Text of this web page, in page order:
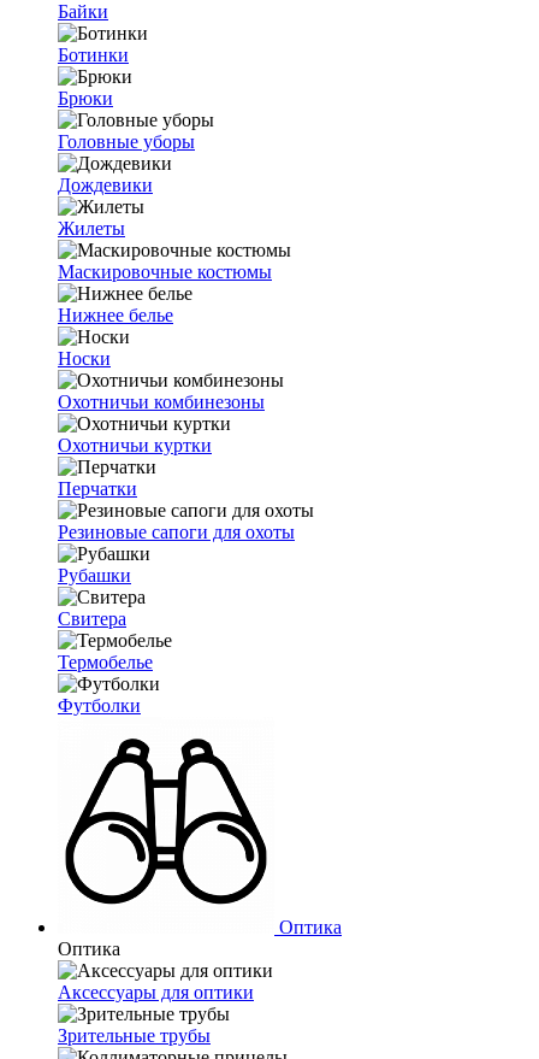
Байки
Ботинки
Брюки
Головные уборы
Дождевики
Жилеты
Маскировочные костюмы
Нижнее белье
Носки
Охотничьи комбинезоны
Охотничьи куртки
Перчатки
Резиновые сапоги для охоты
Рубашки
Свитера
Термобелье
Футболки
Оптика
Оптика
Аксессуары для оптики
Зрительные трубы